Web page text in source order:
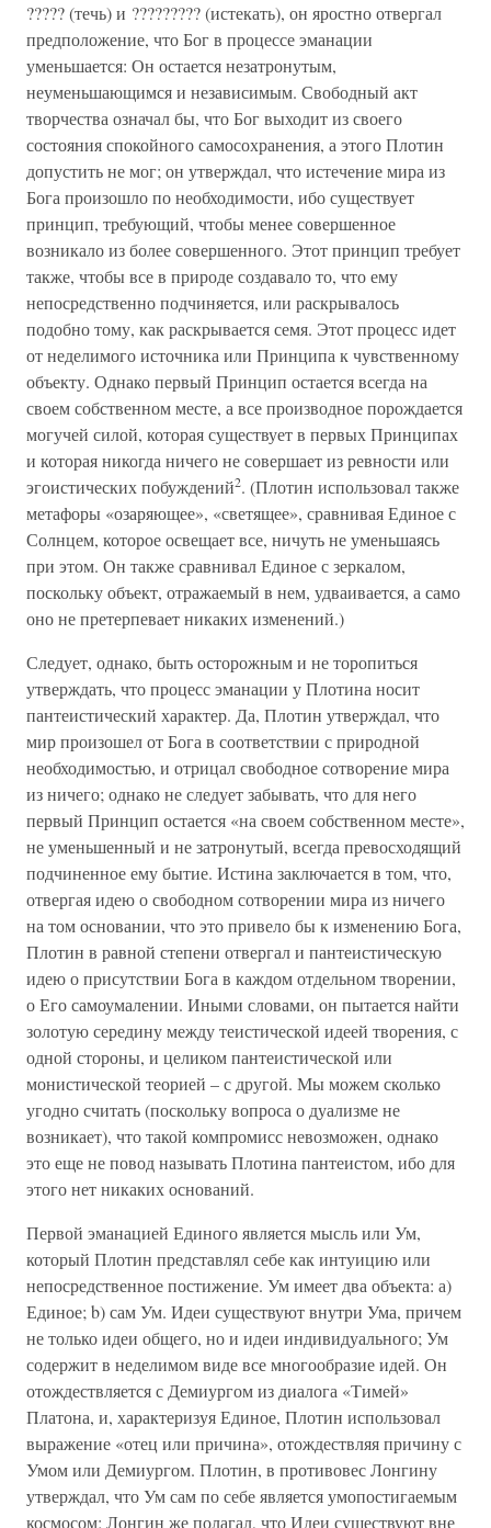
????? (течь) и ????????? (истекать), он яростно отвергал
предположение, что Бог в процессе эманации
уменьшается: Он остается незатронутым,
неуменьшающимся и независимым. Свободный акт
творчества означал бы, что Бог выходит из своего
состояния спокойного самосохранения, а этого Плотин
допустить не мог; он утверждал, что истечение мира из
Бога произошло по необходимости, ибо существует
принцип, требующий, чтобы менее совершенное
возникало из более совершенного. Этот принцип требует
также, чтобы все в природе создавало то, что ему
непосредственно подчиняется, или раскрывалось
подобно тому, как раскрывается семя. Этот процесс идет
от неделимого источника или Принципа к чувственному
объекту. Однако первый Принцип остается всегда на
своем собственном месте, а все производное порождается
могучей силой, которая существует в первых Принципах
и которая никогда ничего не совершает из ревности или
эгоистических побуждений2. (Плотин использовал также
метафоры «озаряющее», «светящее», сравнивая Единое с
Солнцем, которое освещает все, ничуть не уменьшаясь
при этом. Он также сравнивал Единое с зеркалом,
поскольку объект, отражаемый в нем, удваивается, а само
оно не претерпевает никаких изменений.)
Следует, однако, быть осторожным и не торопиться
утверждать, что процесс эманации у Плотина носит
пантеистический характер. Да, Плотин утверждал, что
мир произошел от Бога в соответствии с природной
необходимостью, и отрицал свободное сотворение мира
из ничего; однако не следует забывать, что для него
первый Принцип остается «на своем собственном месте»,
не уменьшенный и не затронутый, всегда превосходящий
подчиненное ему бытие. Истина заключается в том, что,
отвергая идею о свободном сотворении мира из ничего
на том основании, что это привело бы к изменению Бога,
Плотин в равной степени отвергал и пантеистическую
идею о присутствии Бога в каждом отдельном творении,
о Его самоумалении. Иными словами, он пытается найти
золотую середину между теистической идеей творения, с
одной стороны, и целиком пантеистической или
монистической теорией – с другой. Мы можем сколько
угодно считать (поскольку вопроса о дуализме не
возникает), что такой компромисс невозможен, однако
это еще не повод называть Плотина пантеистом, ибо для
этого нет никаких оснований.
Первой эманацией Единого является мысль или Ум,
который Плотин представлял себе как интуицию или
непосредственное постижение. Ум имеет два объекта: а)
Единое; b) сам Ум. Идеи существуют внутри Ума, причем
не только идеи общего, но и идеи индивидуального; Ум
содержит в неделимом виде все многообразие идей. Он
отождествляется с Демиургом из диалога «Тимей»
Платона, и, характеризуя Единое, Плотин использовал
выражение «отец или причина», отождествляя причину с
Умом или Демиургом. Плотин, в противовес Лонгину
утверждал, что Ум сам по себе является умопостигаемым
космосом; Лонгин же полагал, что Идеи существуют вне